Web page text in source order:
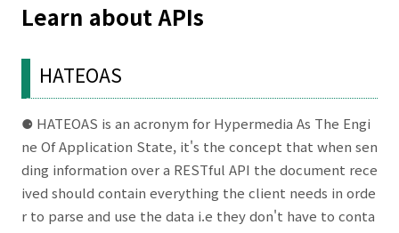
Learn about APIs
HATEOAS
⚈ HATEOAS is an acronym for Hypermedia As The Engi
ne Of Application State, it's the concept that when sen
ding information over a RESTful API the document rece
ived should contain everything the client needs in orde
r to parse and use the data i.e they don't have to conta